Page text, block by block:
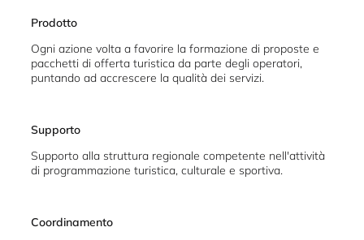
Prodotto
Ogni azione volta a favorire la formazione di proposte e
pacchetti di offerta turistica da parte degli operatori,
puntando ad accrescere la qualità dei servizi.
Supporto
Supporto alla struttura regionale competente nell'attività
di programmazione turistica, culturale e sportiva.
Coordinamento